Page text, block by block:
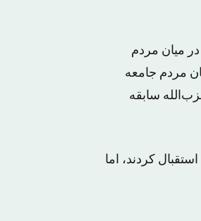
میان مردم
مردم جامعه
سابقه
کردند، اما